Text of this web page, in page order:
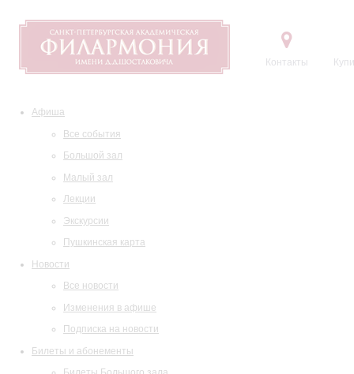
Контакты
Афиша
Все события
Большой зал
Малый зал
Лекции
Экскурсии
Пушкинская карта
Новости
Все новости
Изменения в афише
Подписка на новости
Билеты и абонементы